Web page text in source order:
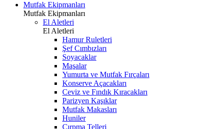
Mutfak Ekipmanları
Mutfak Ekipmanları
El Aletleri
El Aletleri
Hamur Ruletleri
Şef Cımbızları
Soyacaklar
Maşalar
Yumurta ve Mutfak Fırçaları
Konserve Açacakları
Ceviz ve Fındık Kıracakları
Parizyen Kaşıklar
Mutfak Makasları
Huniler
Çırpma Telleri